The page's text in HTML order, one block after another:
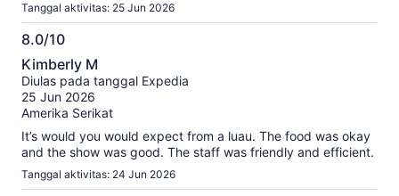
Tanggal aktivitas: 25 Jun 2026
8.0/10
8.0
dari
10
Kimberly M
Diulas pada tanggal Expedia
25 Jun 2026
Amerika Serikat
It’s would you would expect from a luau. The food was okay
and the show was good. The staff was friendly and efficient.
Tanggal aktivitas: 24 Jun 2026